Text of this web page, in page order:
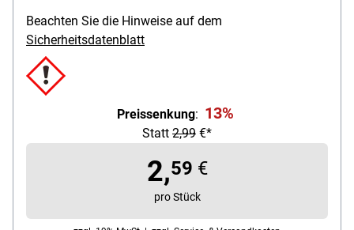
ohne Lösungsmittel: Ja
Inhalt (g): 5 g
Beachten Sie die Hinweise auf dem
Sicherheitsdatenblatt
Preissenkung: 13%
Statt 2,99 €*
2,59 €
pro Stück